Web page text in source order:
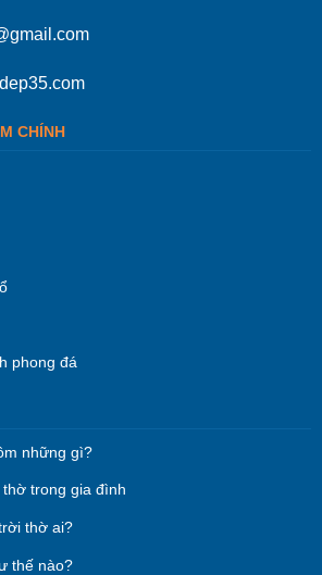
CHÍNH
phong đá
những gì?
trong gia đình
thờ ai?
thế nào?